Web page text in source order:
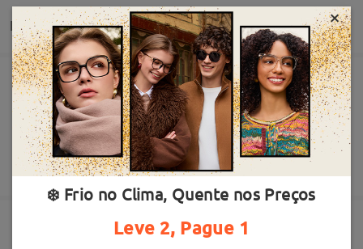
Entrega
Pedido realizado
tempo de processamento
1-12 dias úteis detalhes
Enviado
Revestimento resistente ao aranhão incluído
Devolução e Troca por 60 dias
Garantia de 365 dias
Até 4x sem juros
×
❄️ Frio no Clima, Quente nos Preços
Leve 2, Pague 1